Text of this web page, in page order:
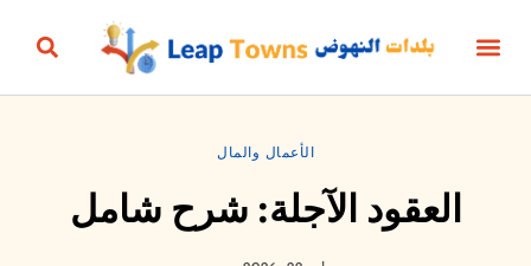
الأعمال والمال
العقود الآجلة: شرح شامل